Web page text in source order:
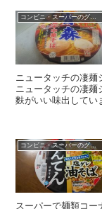
コンビニ・スーパーのグルメ
ニュータッチの凄麺
ニュータッチの凄麺
麩がいい味出してい
コンビニ・スーパーのグルメ
スーパーで麺類コ